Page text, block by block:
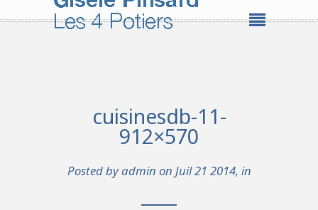
cuisinesdb-11-
912×570
Posted byadmin on Juil 21 2014, in